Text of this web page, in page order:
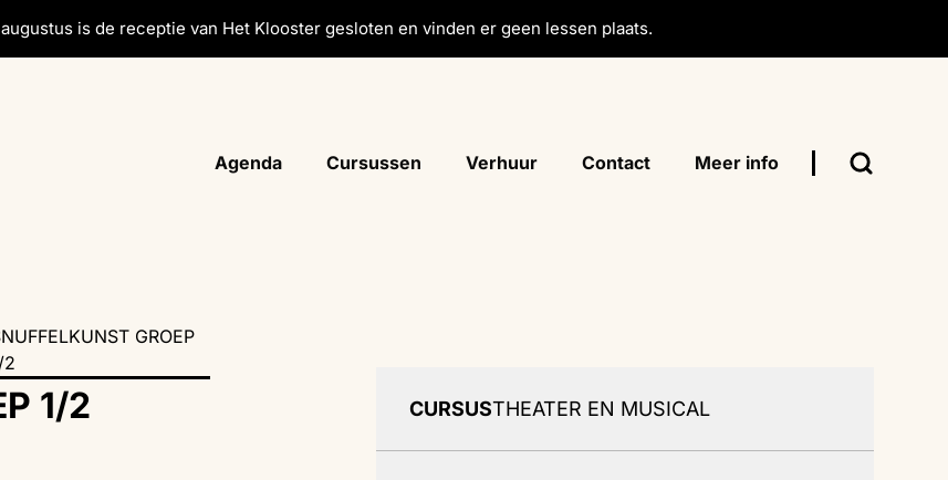
is de receptie van Het Klooster gesloten en vinden er geen lessen plaats.
Agenda Cursussen Verhuur Contact Meer info
GROEP
2
1/2 CURSUSTHEATER EN MUSICAL